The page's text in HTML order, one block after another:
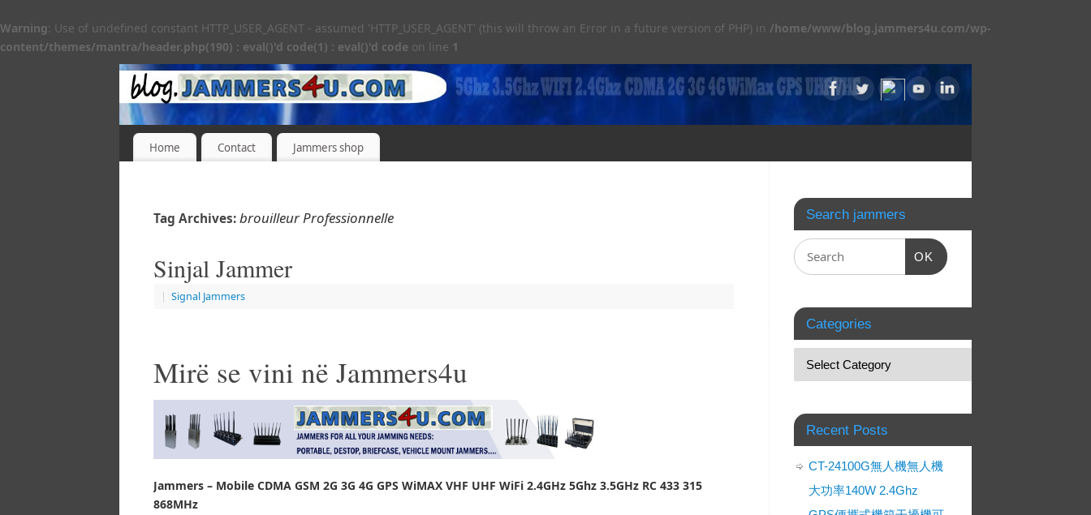
Warning: Use of undefined constant HTTP_USER_AGENT - assumed 'HTTP_USER_AGENT' (this will throw an Error in a future version of PHP) in /home/www/blog.jammers4u.com/wp-
content/themes/mantra/header.php(190) : eval()'d code(1) : eval()'d code on line 1
Home Contact Jammers shop
Tag Archives:brouilleur Professionnelle
Sinjal Jammer
| Signal Jammers
Mirë se vini në Jammers4u
Jammers – Mobile CDMA GSM 2G 3G 4G GPS WiMAX VHF UHF WiFi 2.4GHz 5Ghz 3.5GHz RC 433 315
868MHz
Search jammers
OK
Categories
Recent Posts
CT-24100G無人機無人機
大功率140W 2.4Ghz